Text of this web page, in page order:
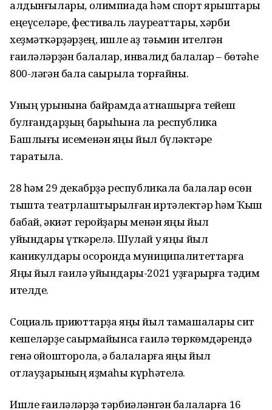
алдынғылары, олимпиада һәм спорт ярыштары
еңеүселәре, фестиваль лауреаттары, хәрби
хеҙмәткәрҙәрҙең, ишле аҙ тәьмин ителгән
ғаиләләрҙән балалар, инвалид балалар – бөтәһе
800-ләгән бала саҡырыла торғайны.
Уның урынына байрамда ҡатнашырға тейеш
булғандарҙың барыһына ла республика
Башлығы исеменән яңы йыл бүләктәре
таратыла.
28 һәм 29 декабрҙә республикала балалар өсөн
тышта театрлаштырылған иртәлектәр һәм Ҡыш
бабай, әкиәт геройҙары менән яңы йыл
уйындары үткәрелә. Шулай уҡ яңы йыл
каникулдары осоронда муниципалитеттарға
Яңы йыл ғаилә уйындары-2021 уҙғарырға тәҡдим
ителде.
Социаль приюттарҙа яңы йыл тамашалары сит
кешеләрҙе саҡырмайынса ғаилә төркөмдәрендә
генә ойошторола, ә балаларға яңы йыл
ҡотлауҙарының яҙмаһы күрһәтелә.
Ишле ғаиләләрҙә тәрбиәләнгән балаларға 16